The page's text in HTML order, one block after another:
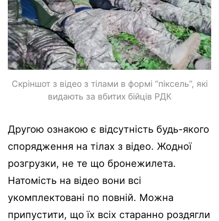
Скріншот з відео з тілами в формі “піксель”, які
видають за вбитих бійців РДК
Другою ознакою є відсутність будь-якого
спорядження на тілах з відео. Жодної
розгрузки, не те що бронежилета.
Натомість на відео вони всі
укомплектовані по повній. Можна
припустити, що їх всіх старанно роздягли